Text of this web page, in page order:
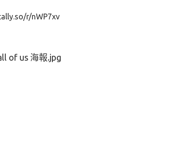
r/nWP7xv
of us 海報.jpg